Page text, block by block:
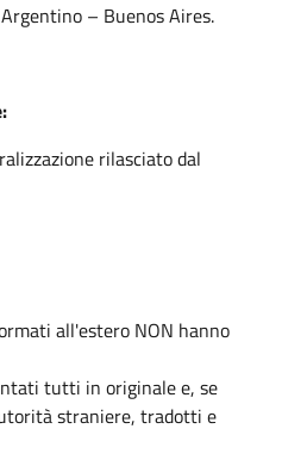
– Buenos Aires.
rilasciato dal
all'estero NON hanno
tutti in originale e, se
straniere, tradotti e